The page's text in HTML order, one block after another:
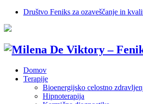
Društvo Feniks za ozaveščanje in
Domov
Terapije
Bioenergijsko celostno
Hipnoterapija